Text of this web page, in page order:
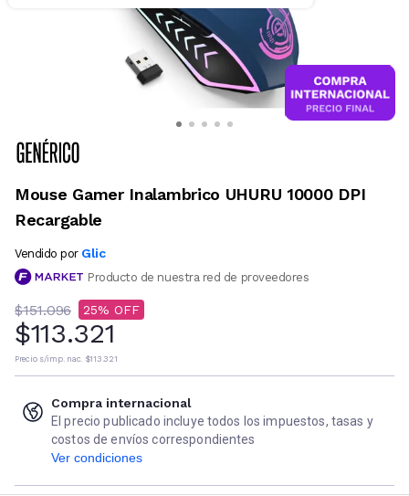
Mouse Gamer Inalambrico UHURU 10000 DPI
Recargable
Vendido por Glic
Producto de nuestra red de proveedores
$151.096 25
$113.321
Precio s/imp. nac. $113.321
Compra internacional
El precio publicado incluye todos los impuestos, tasas y
costos de envíos correspondientes
Ver condiciones